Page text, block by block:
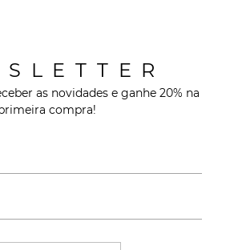
as novidades e ganhe 20% na
compra!